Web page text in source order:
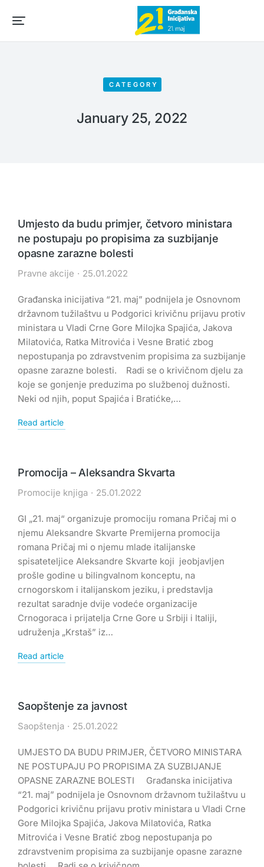
CATEGORY
January 25, 2022
Umjesto da budu primjer, četvoro ministara
ne postupaju po propisima za suzbijanje
opasne zarazne bolesti
Pravne akcije 25.01.2022
Građanska inicijativa “21. maj” podnijela je Osnovnom
državnom tužilaštvu u Podgorici krivičnu prijavu protiv
ministara u Vladi Crne Gore Milojka Spajića, Jakova
Milatovića, Ratka Mitrovića i Vesne Bratić zbog
nepostupanja po zdravstvenim propisima za suzbijanje
opasne zarazne bolesti. Radi se o krivičnom djelu za
koje se gonjenje preduzima po službenoj dužnosti.
Neki od njih, poput Spajića i Bratićke,…
Read article
Promocija – Aleksandra Skvarta
Promocije knjiga 25.01.2022
GI „21. maj“ organizuje promociju romana Pričaj mi o
njemu Aleksandre Skvarte Premijerna promocija
romana Pričaj mi o njemu mlade italijanske
spisateteljice Aleksandre Skvarte koji jeobjavljen
prošle godine u bilingvalnom konceptu, na
crnogorskom i italijanskom jeziku, i predstavlja
rezultat saradnje dvije vodeće organizacije
Crnogoraca i prijatelja Crne Gore u Srbiji i Italiji,
udruženja „Krstaš” iz…
Read article
Saopštenje za javnost
Saopštenja 25.01.2022
UMJESTO DA BUDU PRIMJER, ČETVORO MINISTARA
NE POSTUPAJU PO PROPISIMA ZA SUZBIJANJE
OPASNE ZARAZNE BOLESTI Građanska inicijativa
“21. maj” podnijela je Osnovnom državnom tužilaštvu u
Podgorici krivičnu prijavu protiv ministara u Vladi Crne
Gore Milojka Spajića, Jakova Milatovića, Ratka
Mitrovića i Vesne Bratić zbog nepostupanja po
zdravstvenim propisima za suzbijanje opasne zarazne